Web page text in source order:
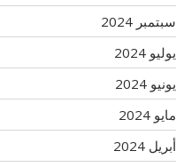
سبتمبر 2024
يوليو 2024
يونيو 2024
مايو 2024
أبريل 2024